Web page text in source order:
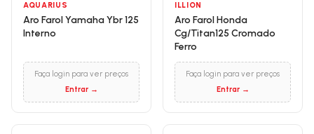
AQUARIUS
Aro Farol Yamaha Ybr 125
Interno
Faça login para ver preços
Entrar →
ILLION
Aro Farol Honda
Cg/Titan125 Cromado
Ferro
Faça login para ver preços
Entrar →